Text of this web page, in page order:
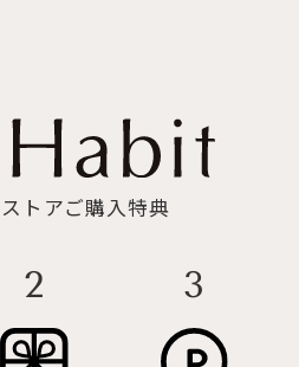
トアご購入特典
2 3